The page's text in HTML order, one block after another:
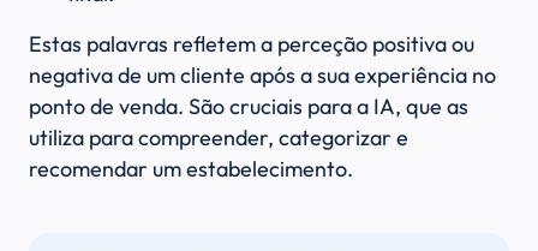
Estas palavras refletem a perceção positiva ou
negativa de um cliente após a sua experiência no
ponto de venda. São cruciais para a IA, que as
utiliza para compreender, categorizar e
recomendar um estabelecimento.